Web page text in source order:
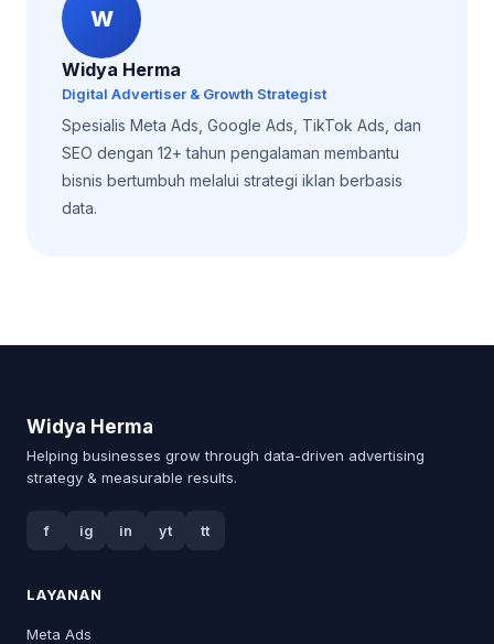
W
Widya Herma
Digital Advertiser & Growth Strategist
Spesialis Meta Ads, Google Ads, TikTok Ads, dan
SEO dengan 12+ tahun pengalaman membantu
bisnis bertumbuh melalui strategi iklan berbasis
data.
Widya Herma
Helping businesses grow through data-driven advertising
strategy & measurable results.
f ig in yt tt
LAYANAN
Meta Ads